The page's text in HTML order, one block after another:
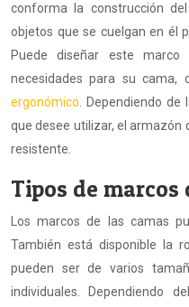
conforma la construcción
objetos que se cuelgan en él
Puede diseñar este
necesidades para su cama,
ergonómico . Dependiendo
que desee utilizar, el armazón
resistente.
Tipos de marcos
Los marcos de las camas
También está disponible la
pueden ser de varios
individuales. Dependiendo